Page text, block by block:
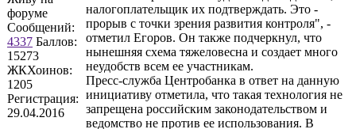
форуме
Сообщений:
4337 Баллов:
15273
ЖКХоинов:
1205
Регистрация:
29.04.2016
налогоплательщик их подтверждать. Это -
прорыв с точки зрения развития контроля", -
отметил Егоров. Он также подчеркнул, что
нынешняя схема тяжеловесна и создает много
неудобств всем ее участникам.
Пресс-служба Центробанка в ответ на данную
инициативу отметила, что такая технология не
запрещена российским законодательством и
ведомство не против ее использования. В